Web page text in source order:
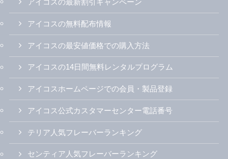
アイコスの最新割引キャンペーン
アイコスの無料配布情報
アイコスの最安値価格での購入方法
アイコスの14日間無料レンタルプログラム
アイコスホームページでの会員・製品登録
アイコス公式カスタマーセンター電話番号
テリア人気フレーバーランキング
センティア人気フレーバーランキング